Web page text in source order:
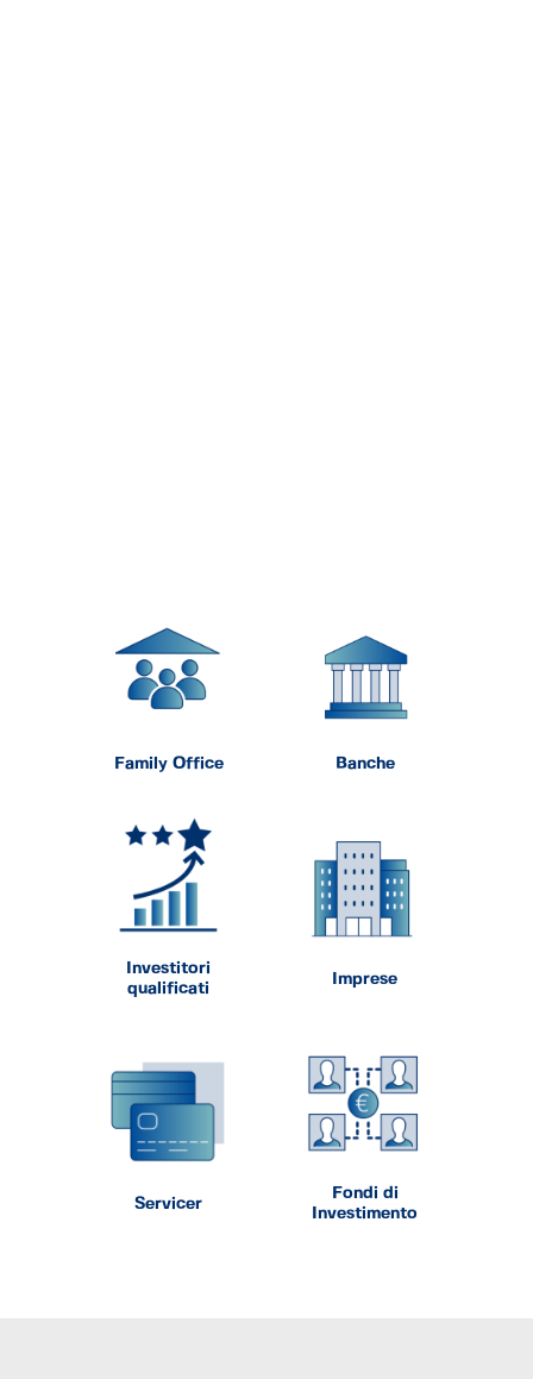
Family Office Banche
Investitori
qualificati
Imprese
Servicer
Fondi di
Investimento